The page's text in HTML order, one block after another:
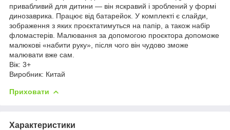
привабливий для дитини — він яскравий і зроблений у формі
динозаврика. Працює від батарейок. У комплекті є слайди,
зображення з яких проєктатимуться на папір, а також набір
фломастерів. Малювання за допомогою проєктора допоможе
малюкові «набити руку», після чого він чудово зможе
малювати вже сам.
Вік: 3+
Виробник: Китай
Приховати
Характеристики